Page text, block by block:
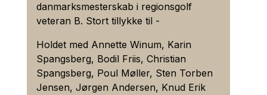
Langdistancemedlemmer
Begyndermedlemmer
Ved optagelse i klubben betaler aktive
medlemmer ikke indskud (optagelsesgebyr),
da nye medlemmer henvises til
17.44
Onsdag
09.04 –
Oldboys
Torsdag
13.28 –
14.32
Torsdagsherrerne
E20 medlemskab
danmarksmesterskab i regionsgolf
veteran B. Stort tillykke til -
Holdet med Annette Winum, Karin
Spangsberg, Bodil Friis, Christian
Spangsberg, Poul Møller, Sten Torben
Jensen, Jørgen Andersen, Knud Erik